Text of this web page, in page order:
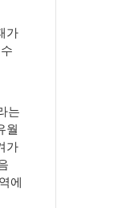
가
는
월
가
에